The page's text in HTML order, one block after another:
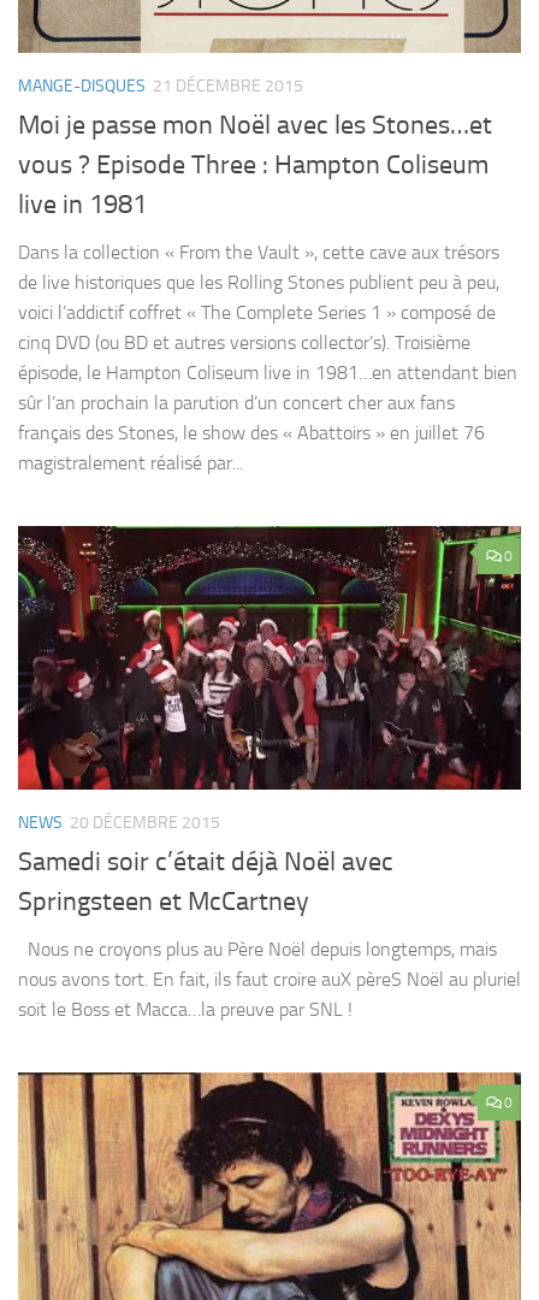
MANGE-DISQUES 21 DÉCEMBRE 2015
Moi je passe mon Noël avec les Stones…et
vous ? Episode Three : Hampton Coliseum
live in 1981
Dans la collection « From the Vault », cette cave aux trésors
de live historiques que les Rolling Stones publient peu à peu,
voici l’addictif coffret « The Complete Series 1 » composé de
cinq DVD (ou BD et autres versions collector’s). Troisième
épisode, le Hampton Coliseum live in 1981…en attendant bien
sûr l’an prochain la parution d’un concert cher aux fans
français des Stones, le show des « Abattoirs » en juillet 76
magistralement réalisé par...
0
NEWS 20 DÉCEMBRE 2015
Samedi soir c’était déjà Noël avec
Springsteen et McCartney
Nous ne croyons plus au Père Noël depuis longtemps, mais
nous avons tort. En fait, ils faut croire auX pèreS Noël au pluriel
soit le Boss et Macca…la preuve par SNL !
0